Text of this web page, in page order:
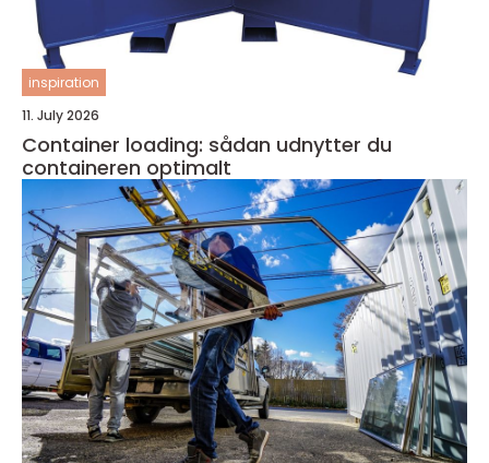
inspiration
11. July 2026
Container loading: sådan udnytter du
containeren optimalt